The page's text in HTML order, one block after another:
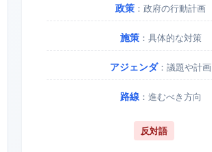
政策 ：政府の行動計画
施策：具体的な対策
アジェンダ：議題や計画
路線：進むべき方向
反対語